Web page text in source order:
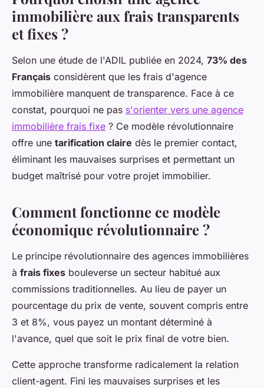
immobilière aux frais transparents
et fixes ?
Selon une étude de l'ADIL publiée en 2024, 73% des
Français considèrent que les frais d'agence
immobilière manquent de transparence. Face à ce
constat, pourquoi ne pas s'orienter vers une agence
immobilière frais fixe ? Ce modèle révolutionnaire
offre une tarification claire dès le premier contact,
éliminant les mauvaises surprises et permettant un
budget maîtrisé pour votre projet immobilier.
Comment fonctionne ce modèle
économique révolutionnaire ?
Le principe révolutionnaire des agences immobilières
à frais fixes bouleverse un secteur habitué aux
commissions traditionnelles. Au lieu de payer un
pourcentage du prix de vente, souvent compris entre
3 et 8%, vous payez un montant déterminé à
l'avance, quel que soit le prix final de votre bien.
Cette approche transforme radicalement la relation
client-agent. Fini les mauvaises surprises et les